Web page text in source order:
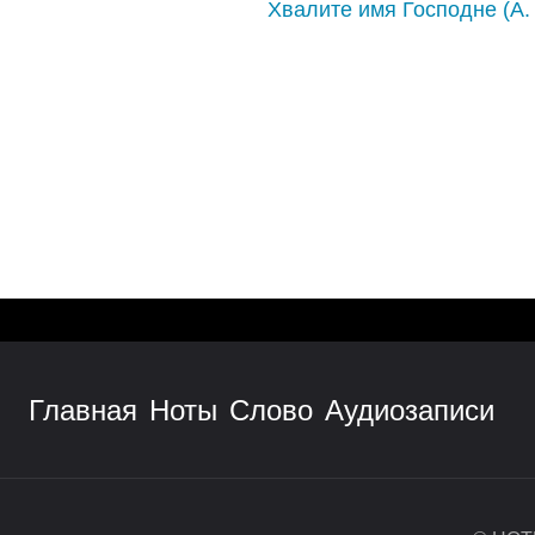
Хвалите имя Господне (А.
Главная Ноты Слово Аудиозаписи